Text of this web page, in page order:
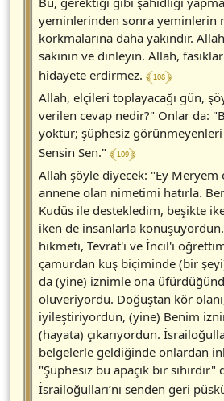
yeminlerinden sonra yeminlerin
korkmalarına daha yakındır.
sakının ve dinleyin. Allah,
hidayete erdirmez. ﴾ 108 ﴿
Allah, elçileri toplayacağı gün,
verilen cevap nedir?" Onlar da:
yoktur; şüphesiz
Sensin Sen." ﴾ 109 ﴿
Allah şöyle diyecek: "Ey Meryem
annene olan nimetimi hatırla.
Kudüs ile destekledim, beşikte
iken de insanlarla konuşuyordun.
hikmeti, Tevrat'ı ve İncil'i
çamurdan kuş biçiminde (bir
da (yine) iznimle ona
oluveriyordu. Doğuştan kör
iyileştiriyordun, (yine) Benim
(hayata) çıkarıyordun.
belgelerle geldiğinde onlardan
"Şüphesiz bu apaçık bir sihirdir"
İsrailoğulları’nı senden geri